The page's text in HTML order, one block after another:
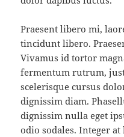
Praesent libero mi,
tincidunt libero.
Vivamus id tortor
fermentum rutrum,
scelerisque cursus
dignissim diam.
dignissim nulla eget
odio sodales. Integer